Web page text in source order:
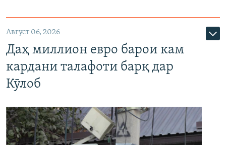
Август 06, 2026
Даҳ миллион евро барои кам
кардани талафоти барқ дар
Кӯлоб